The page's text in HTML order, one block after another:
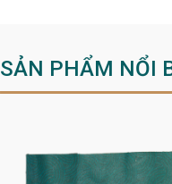
SẢN PHẨM NỔI